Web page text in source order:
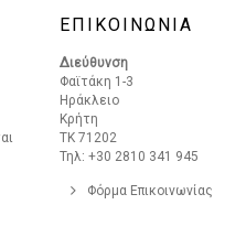
ΕΠΙΚΟΙΝΩΝΙΑ
Διεύθυνση
Φαϊτάκη 1-3
Ηράκλειο
Κρήτη
ΤΚ 71202
Τηλ: +30 2810 341 945
Φόρμα Επικοινωνίας